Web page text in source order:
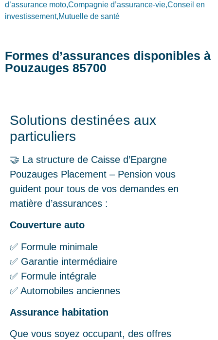
d’assurance moto,Compagnie d’assurance-vie,Conseil en
investissement,Mutuelle de santé
Formes d’assurances disponibles à
Pouzauges 85700
Solutions destinées aux
particuliers
🤝 La structure de Caisse d’Epargne
Pouzauges Placement – Pension vous
guident pour tous de vos demandes en
matière d’assurances :
Couverture auto
✅ Formule minimale
✅ Garantie intermédiaire
✅ Formule intégrale
✅ Automobiles anciennes
Assurance habitation
Que vous soyez occupant, des offres